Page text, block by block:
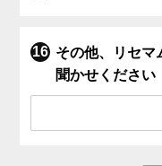
その他、リセマ
聞かせください